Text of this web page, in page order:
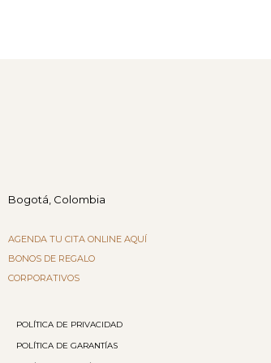
Bogotá, Colombia
AGENDA TU CITA ONLINE AQUÍ
BONOS DE REGALO
CORPORATIVOS
POLÍTICA DE PRIVACIDAD
POLÍTICA DE GARANTÍAS